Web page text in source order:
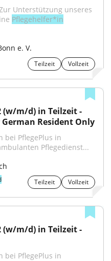
Unterstützung unseres
Pflegehelfer*in
e. V.
Teilzeit Vollzeit
(w/m/d) in Teilzeit -
Resident Only
bei PflegePlus in
Pflegedienst...
Teilzeit Vollzeit
(w/m/d) in Teilzeit -
bei PflegePlus in